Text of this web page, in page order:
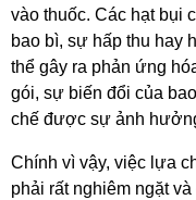
vào thuốc. Các hạt bụi
bao bì, sự hấp thu hay
thể gây ra phản ứng
gói, sự biến đổi của
chế được sự ảnh
Chính vì vậy, việc lựa
phải rất nghiêm ngặt